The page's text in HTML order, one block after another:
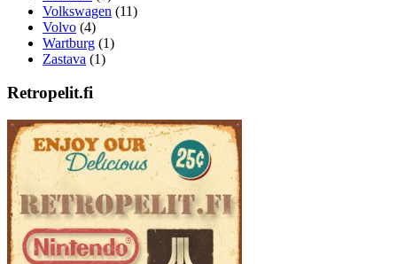
Volkswagen (11)
Volvo (4)
Wartburg (1)
Zastava (1)
Retropelit.fi